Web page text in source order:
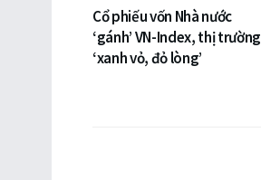
Cổ phiếu vốn Nhà nước
‘gánh’ VN-Index, thị trường
‘xanh vỏ, đỏ lòng’